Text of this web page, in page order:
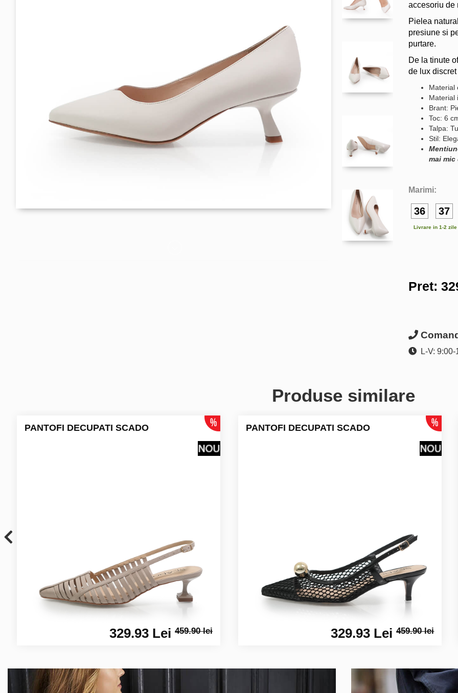
accesoriu de
Pielea
presiune si
purtare.
De la tinute
de lux
Material
Material
Brant:
Toc: 6
Talpa:
Stil:
mai
Marimi:
36 37
Livrare in 1-2
Pret:
L-V: 9:00-
Produse similare
PANTOFI DECUPATI SCADO
329.93 Lei459.90 lei
PANTOFI DECUPATI SCADO
329.93 Lei459.90 lei